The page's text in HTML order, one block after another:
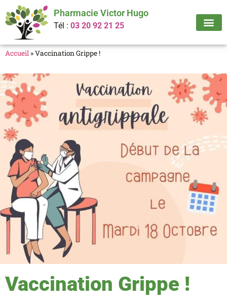
Pharmacie Victor Hugo
Tél : 03 20 92 21 25
Accueil »Vaccination Grippe !
Vaccination Grippe !